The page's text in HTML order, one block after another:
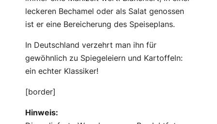
leckeren Bechamel oder als Salat genossen
ist er eine Bereicherung des Speiseplans.
In Deutschland verzehrt man ihn für
gewöhnlich zu Spiegeleiern und Kartoffeln:
ein echter Klassiker!
[border]
Hinweis: